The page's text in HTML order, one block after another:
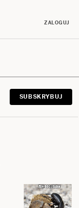
ZALOGUJ
SUBSKRYBUJ